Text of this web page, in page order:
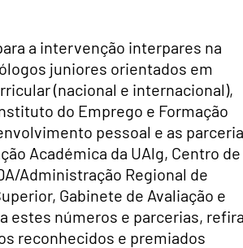
a intervenção interpares na
juniores orientados em
(nacional e internacional),
do Emprego e Formação
pessoal e as
Académica da UAlg, Centro de
Administração Regional de
Gabinete de Avaliação e
estes números e parcerias,
reconhecidos e premiados